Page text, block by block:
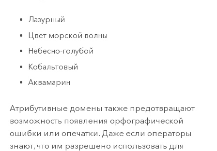
Лазурный
Цвет морской волны
Небесно-голубой
Кобальтовый
Аквамарин
Атрибутивные домены также предотвращают
возможность появления орфографической
ошибки или опечатки. Даже если операторы
знают, что им разрешено использовать для